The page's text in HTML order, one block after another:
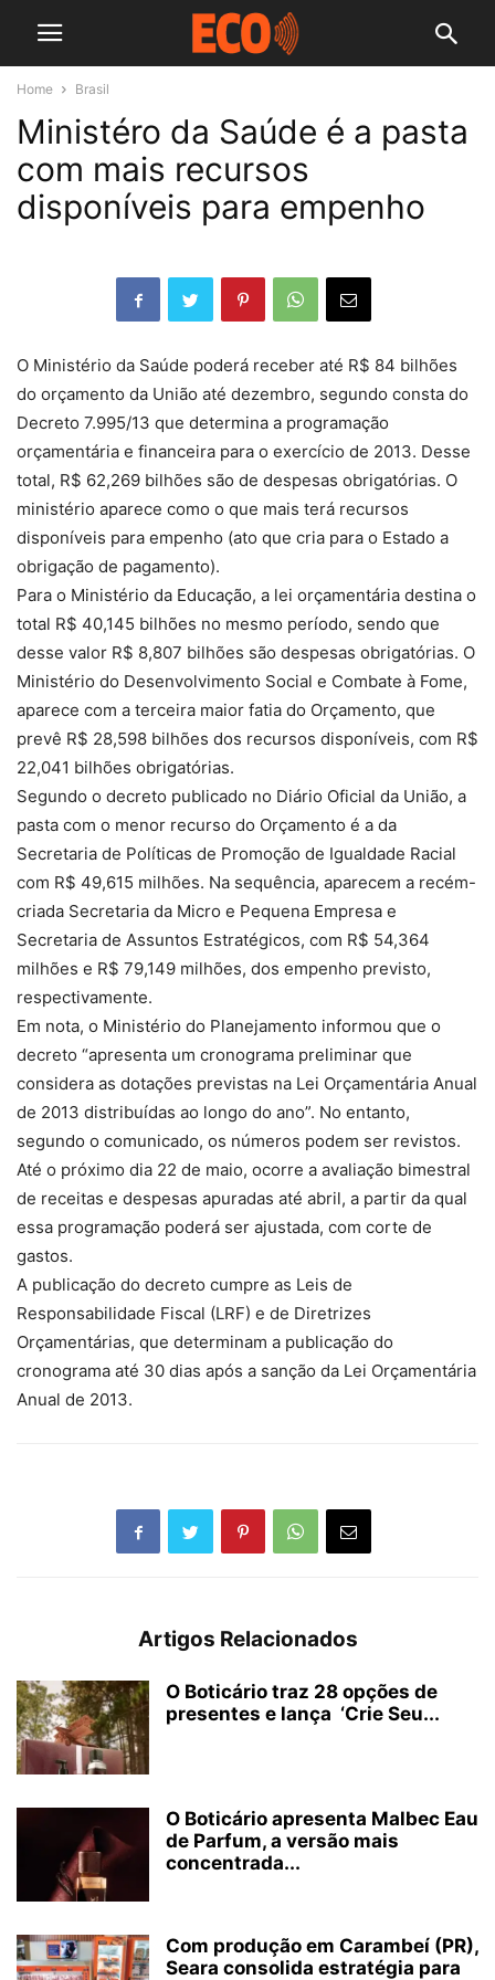
Home Brasil
Ministéro da Saúde é a pasta
com mais recursos
disponíveis para empenho
O Ministério da Saúde poderá receber até R$ 84 bilhões
do orçamento da União até dezembro, segundo consta do
Decreto 7.995/13 que determina a programação
orçamentária e financeira para o exercício de 2013. Desse
total, R$ 62,269 bilhões são de despesas obrigatórias. O
ministério aparece como o que mais terá recursos
disponíveis para empenho (ato que cria para o Estado a
obrigação de pagamento).
Para o Ministério da Educação, a lei orçamentária destina o
total R$ 40,145 bilhões no mesmo período, sendo que
desse valor R$ 8,807 bilhões são despesas obrigatórias. O
Ministério do Desenvolvimento Social e Combate à Fome,
aparece com a terceira maior fatia do Orçamento, que
prevê R$ 28,598 bilhões dos recursos disponíveis, com R$
22,041 bilhões obrigatórias.
Segundo o decreto publicado no Diário Oficial da União, a
pasta com o menor recurso do Orçamento é a da
Secretaria de Políticas de Promoção de Igualdade Racial
com R$ 49,615 milhões. Na sequência, aparecem a recém-
criada Secretaria da Micro e Pequena Empresa e
Secretaria de Assuntos Estratégicos, com R$ 54,364
milhões e R$ 79,149 milhões, dos empenho previsto,
respectivamente.
Em nota, o Ministério do Planejamento informou que o
decreto “apresenta um cronograma preliminar que
considera as dotações previstas na Lei Orçamentária Anual
de 2013 distribuídas ao longo do ano”. No entanto,
segundo o comunicado, os números podem ser revistos.
Até o próximo dia 22 de maio, ocorre a avaliação bimestral
de receitas e despesas apuradas até abril, a partir da qual
essa programação poderá ser ajustada, com corte de
gastos.
A publicação do decreto cumpre as Leis de
Responsabilidade Fiscal (LRF) e de Diretrizes
Orçamentárias, que determinam a publicação do
cronograma até 30 dias após a sanção da Lei Orçamentária
Anual de 2013.
Artigos Relacionados
O Boticário traz 28 opções de
presentes e lança ‘Crie Seu...
O Boticário apresenta Malbec Eau
de Parfum, a versão mais
concentrada...
Com produção em Carambeí (PR),
Seara consolida estratégia para